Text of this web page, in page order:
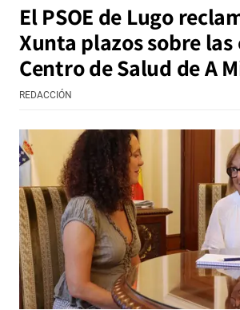
El PSOE de Lugo
Xunta plazos sobre las
Centro de Salud de A
REDACCIÓN